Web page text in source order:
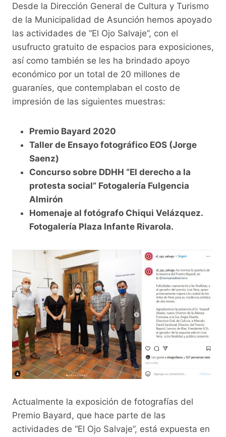
c
e
b
o
o
k
itt
er
at
s
A
p
p
p
y
Li
n
k
e
gr
a
m
Desde la Dirección General de Cultura y Turismo
de la Municipalidad de Asunción hemos apoyado
las actividades de “El Ojo Salvaje”, con el
usufructo gratuito de espacios para exposiciones,
así como también se les ha brindado apoyo
económico por un total de 20 millones de
guaraníes, que contemplaban el costo de
impresión de las siguientes muestras:
Premio Bayard 2020
Taller de Ensayo fotográfico EOS (Jorge
Saenz)
Concurso sobre DDHH “El derecho a la
protesta social” Fotogalería Fulgencia
Almirón
Homenaje al fotógrafo Chiqui Velázquez.
Fotogalería Plaza Infante Rivarola.
Actualmente la exposición de fotografías del
Premio Bayard, que hace parte de las
actividades de “El Ojo Salvaje”, está expuesta en